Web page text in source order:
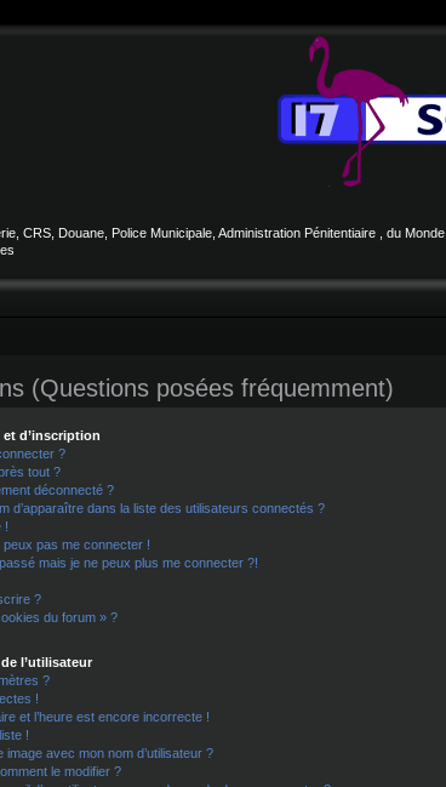
CRS, Douane, Police Municipale, Administration Pénitentiaire , du Monde
(Questions posées fréquemment)
d’inscription
?
tout ?
déconnecté ?
d’apparaître dans la liste des utilisateurs connectés ?
!
pas me connecter !
mais je ne peux plus me connecter ?!
?
du forum » ?
l’utilisateur
?
!
et l’heure est encore incorrecte !
!
avec mon nom d’utilisateur ?
le modifier ?